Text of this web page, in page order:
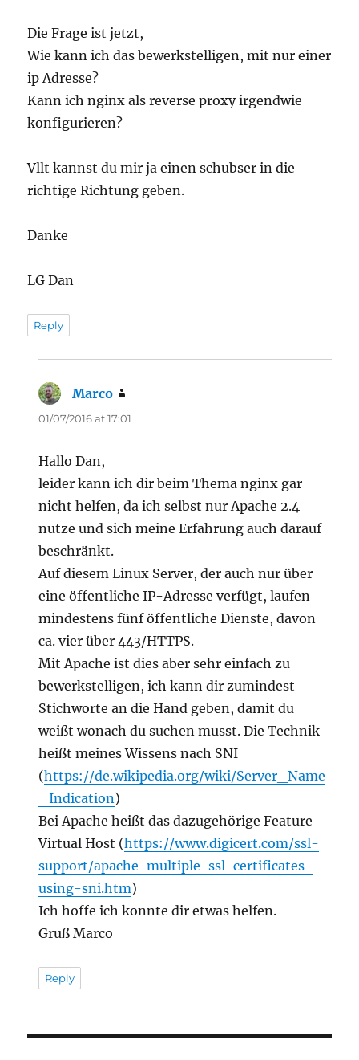
Die Frage ist jetzt,
Wie kann ich das bewerkstelligen, mit nur einer
ip Adresse?
Kann ich nginx als reverse proxy irgendwie
konfigurieren?
Vllt kannst du mir ja einen schubser in die
richtige Richtung geben.
Danke
LG Dan
Reply
Marco
01/07/2016 at 17:01
Hallo Dan,
leider kann ich dir beim Thema nginx gar
nicht helfen, da ich selbst nur Apache 2.4
nutze und sich meine Erfahrung auch darauf
beschränkt.
Auf diesem Linux Server, der auch nur über
eine öffentliche IP-Adresse verfügt, laufen
mindestens fünf öffentliche Dienste, davon
ca. vier über 443/HTTPS.
Mit Apache ist dies aber sehr einfach zu
bewerkstelligen, ich kann dir zumindest
Stichworte an die Hand geben, damit du
weißt wonach du suchen musst. Die Technik
heißt meines Wissens nach SNI
(https://de.wikipedia.org/wiki/Server_Name
_Indication)
Bei Apache heißt das dazugehörige Feature
Virtual Host (https://www.digicert.com/ssl-
support/apache-multiple-ssl-certificates-
using-sni.htm)
Ich hoffe ich konnte dir etwas helfen.
Gruß Marco
Reply